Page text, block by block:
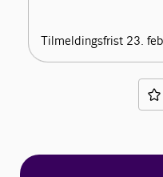
Tilmeldingsfrist 23.